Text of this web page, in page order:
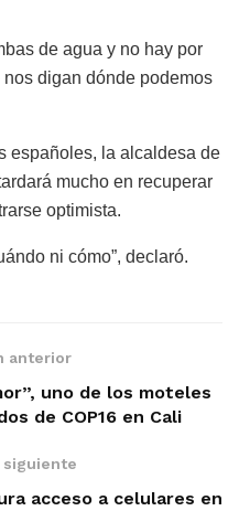
de agua y no hay por
digan dónde podemos
españoles, la alcaldesa de
mucho en recuperar
optimista.
ni cómo”, declaró.
anterior
uno de los moteles
de COP16 en Cali
siguiente
acceso a celulares en